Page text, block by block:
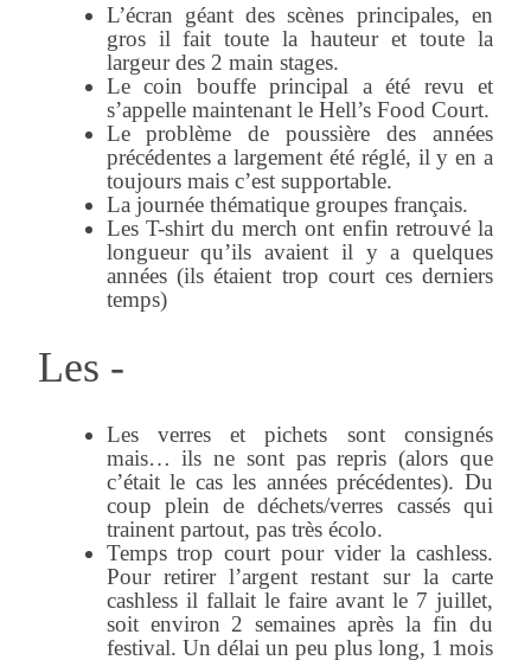
L’écran géant des scènes principales, en
gros il fait toute la hauteur et toute la
largeur des 2 main stages.
Le coin bouffe principal a été revu et
s’appelle maintenant le Hell’s Food Court.
Le problème de poussière des années
précédentes a largement été réglé, il y en a
toujours mais c’est supportable.
La journée thématique groupes français.
Les T-shirt du merch ont enfin retrouvé la
longueur qu’ils avaient il y a quelques
années (ils étaient trop court ces derniers
temps)
Les -
Les verres et pichets sont consignés
mais… ils ne sont pas repris (alors que
c’était le cas les années précédentes). Du
coup plein de déchets/verres cassés qui
trainent partout, pas très écolo.
Temps trop court pour vider la cashless.
Pour retirer l’argent restant sur la carte
cashless il fallait le faire avant le 7 juillet,
soit environ 2 semaines après la fin du
festival. Un délai un peu plus long, 1 mois